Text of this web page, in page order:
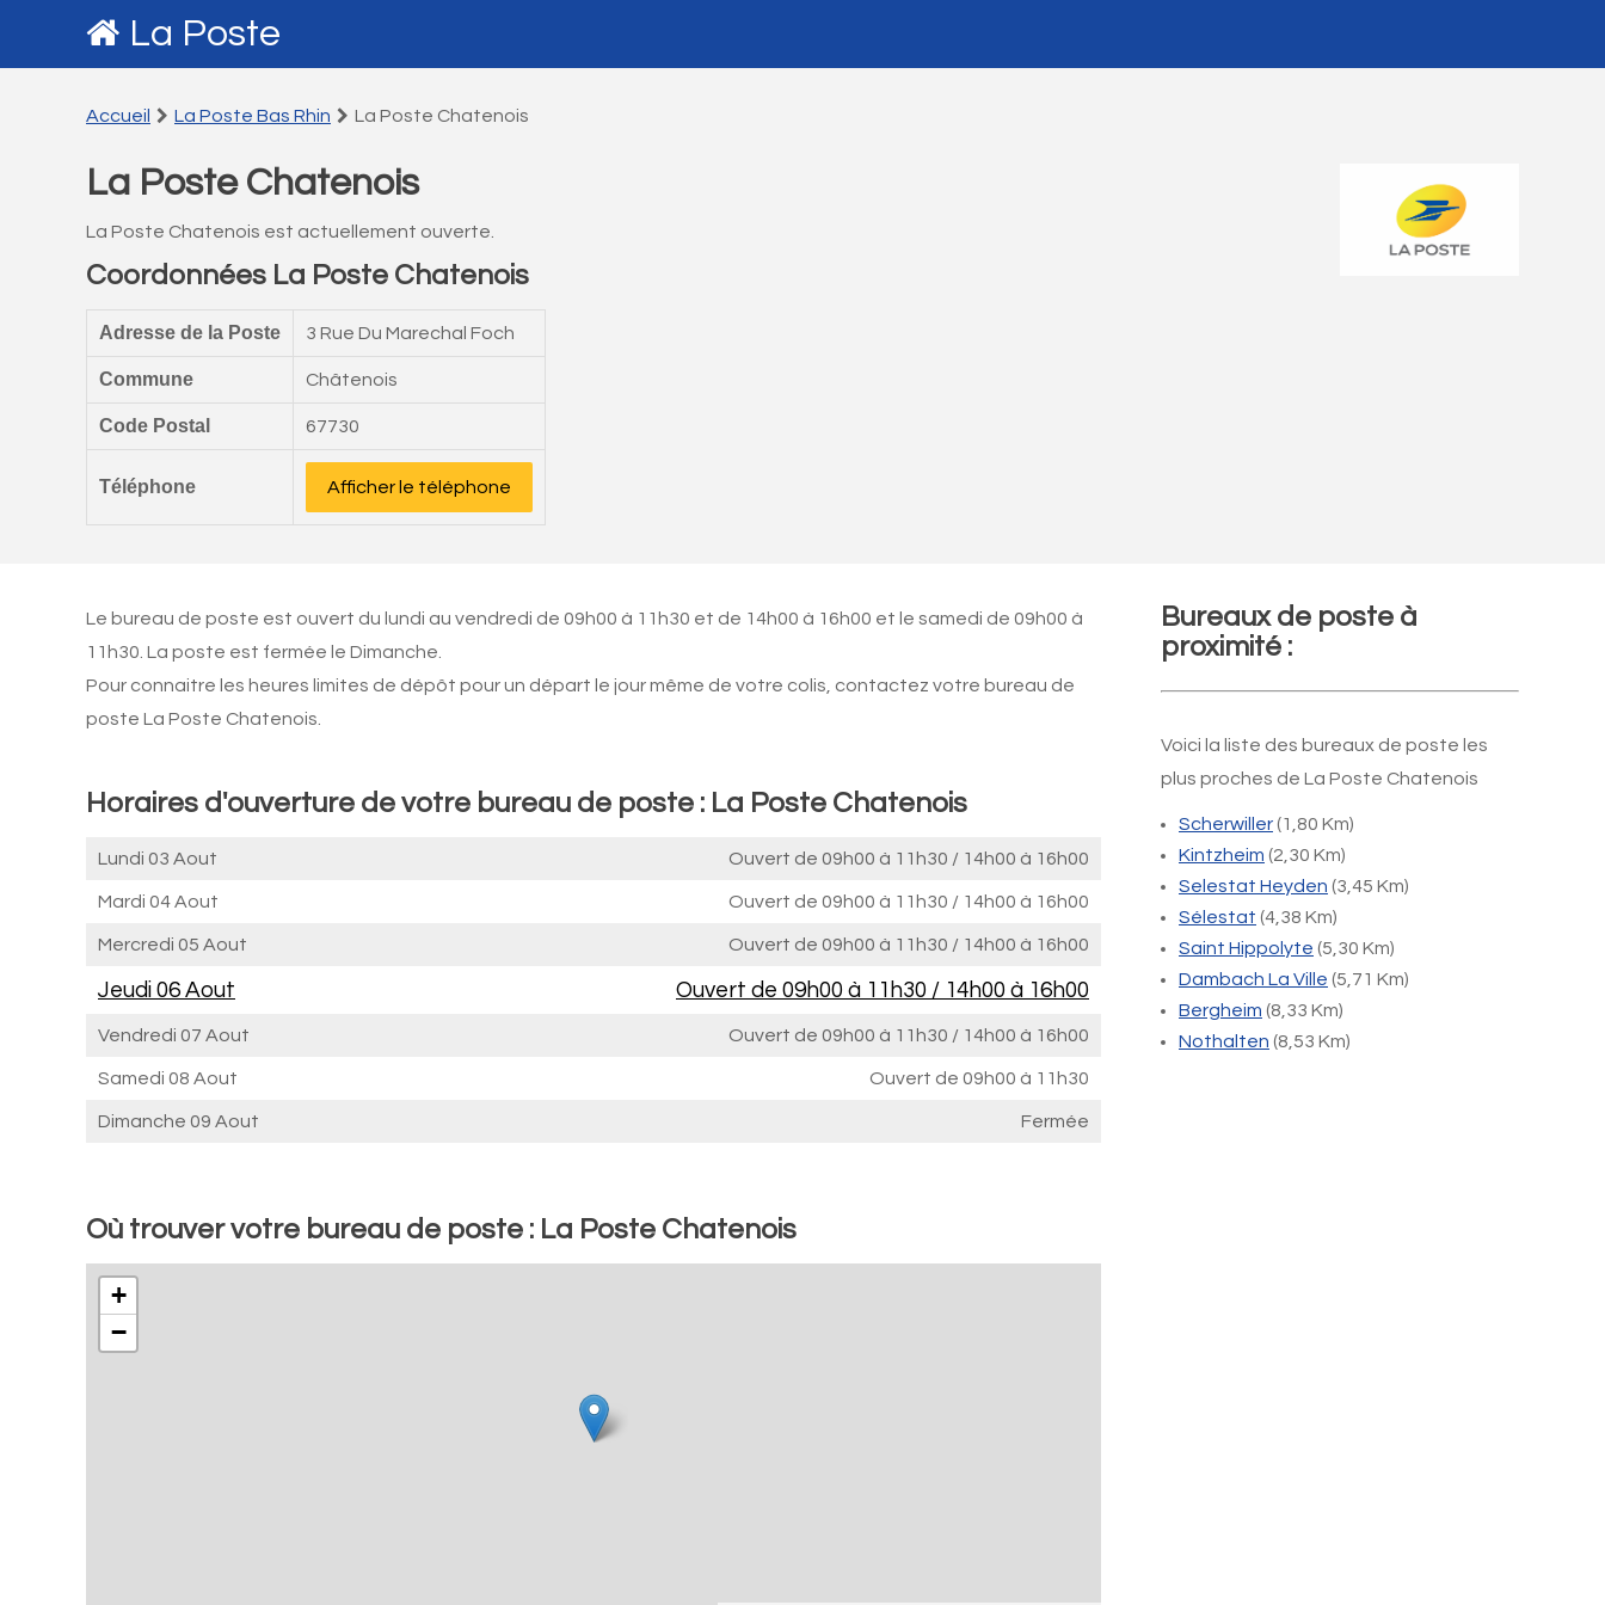
La Poste
Accueil La Poste Bas Rhin La Poste Chatenois
La Poste Chatenois
La Poste Chatenois est actuellement ouverte.
Coordonnées La Poste Chatenois
Adresse de la Poste 3 Rue Du Marechal Foch
Commune Châtenois
Code Postal 67730
Téléphone Afficher le téléphone
Le bureau de poste est ouvert du lundi au vendredi de 09h00 à 11h30 et de 14h00 à 16h00 et le samedi de 09h00 à
11h30. La poste est fermée le Dimanche.
Pour connaitre les heures limites de dépôt pour un départ le jour même de votre colis, contactez votre bureau de
poste La Poste Chatenois.
Horaires d'ouverture de votre bureau de poste : La Poste Chatenois
Lundi 03 Aout Ouvert de 09h00 à 11h30 / 14h00 à 16h00
Mardi 04 Aout Ouvert de 09h00 à 11h30 / 14h00 à 16h00
Mercredi 05 Aout Ouvert de 09h00 à 11h30 / 14h00 à 16h00
Jeudi 06 Aout Ouvert de 09h00 à 11h30 / 14h00 à 16h00
Vendredi 07 Aout Ouvert de 09h00 à 11h30 / 14h00 à 16h00
Samedi 08 Aout Ouvert de 09h00 à 11h30
Dimanche 09 Aout Fermée
Où trouver votre bureau de poste : La Poste Chatenois
+
−
Bureaux de poste à
proximité :
Voici la liste des bureaux de poste les
plus proches de La Poste Chatenois
Scherwiller(1,80 Km)
Kintzheim (2,30 Km)
Selestat Heyden (3,45 Km)
Sélestat (4,38 Km)
Saint Hippolyte (5,30 Km)
Dambach La Ville (5,71 Km)
Bergheim (8,33 Km)
Nothalten (8,53 Km)